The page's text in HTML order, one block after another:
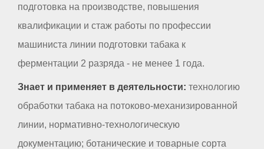
подготовка на производстве, повышения
квалификации и стаж работы по профессии
машиниста линии подготовки табака к
ферментации 2 разряда - не менее 1 года.
Знает и применяет в деятельности: технологию
обработки табака на потоково-механизированной
линии, нормативно-технологическую
документацию; ботанические и товарные сорта